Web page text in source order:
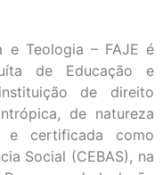
e Teologia – FAJE é
de Educação e
de direito
de natureza
e certificada como
Social (CEBAS), na